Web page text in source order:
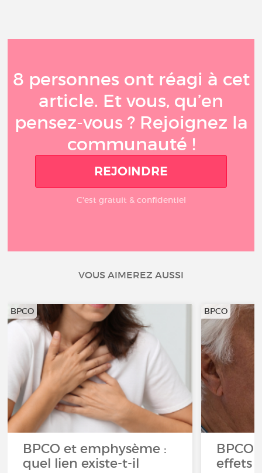
8 personnes ont réagi à cet
article. Et vous, qu’en
pensez-vous ? Rejoignez la
communauté !
REJOINDRE
C'est gratuit & confidentiel
VOUS AIMEREZ AUSSI
BPCO
BPCO et emphysème :
quel lien existe-t-il
BPCO
effets